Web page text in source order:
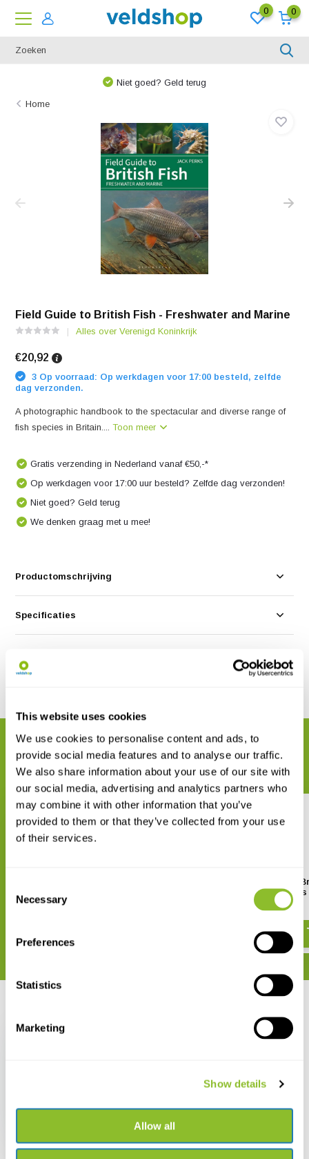
This website uses cookies
We use cookies to personalise content and ads, to
provide social media features and to analyse our traffic.
We also share information about your use of our site with
our social media, advertising and analytics partners who
may combine it with other information that you’ve
provided to them or that they’ve collected from your use
of their services.
Selection
Necessary
Preferences
Statistics
Marketing
Show details
Allow all
0 0
Niet goed? Geld terug
Home
Field Guide to British Fish - Freshwater and Marine
Alles over Verenigd Koninkrijk
€20,92
3 Op voorraad: Op werkdagen voor 17:00 besteld, zelfde
dag verzonden.
A photographic handbook to the spectacular and diverse range of
fish species in Britain....Toon meer
Gratis verzending in Nederland vanaf €50,-*
Op werkdagen voor 17:00 uur besteld? Zelfde dag verzonden!
Niet goed? Geld terug
We denken graag met u mee!
Productomschrijving
Specificaties
GERELATEERDE PRODUCTEN
Maak uw bestelling compleet
The Complex Lives of
Freshwater Fishes
€ 45,-
Fish